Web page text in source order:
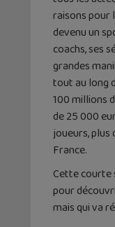
raisons pour
devenu un
coachs, ses
grandes
tout au long
100 millions
de 25 000
joueurs, plus
France.
Cette courte
pour
mais qui va